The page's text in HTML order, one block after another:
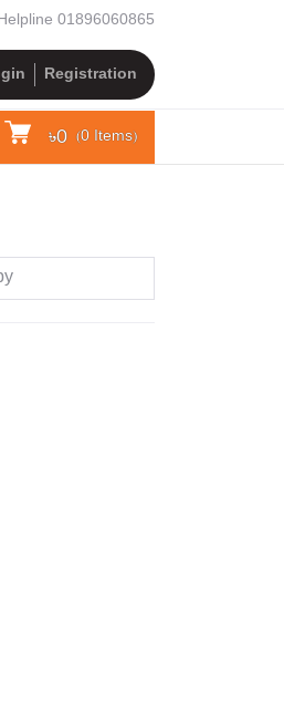
Helpline 01896060865
Registration
৳0 (0 Items)